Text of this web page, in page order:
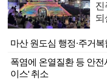
진
되
마산 원도심 행정·주거
폭염에 온열질환 등 안
이스' 취소